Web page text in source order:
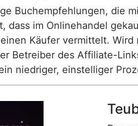
Buchempfehlungen, die
dass im Onlinehandel
Käufer vermittelt.
Betreiber des Affiliate-
niedriger, einstelliger